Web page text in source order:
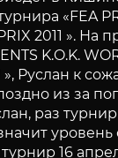
«FEA
2011 ». На
K.O.K.
», Руслан к
из за
раз
16